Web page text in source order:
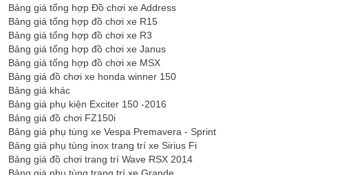
Bảng giá tổng hợp Đồ chơi xe Address
Bảng giá tổng hợp đồ chơi xe R15
Bảng giá tổng hợp đồ chơi xe R3
Bảng giá tổng hợp đồ chơi xe Janus
Bảng giá tổng hợp đồ chơi xe MSX
Bảng giá đồ chơi xe honda winner 150
Bảng giá khác
Bảng giá phụ kiện Exciter 150 -2016
Bảng giá đồ chơi FZ150i
Bảng giá phụ tùng xe Vespa Premavera - Sprint
Bảng giá phụ tùng inox trang trí xe Sirius Fi
Bảng giá đồ chơi trang trí Wave RSX 2014